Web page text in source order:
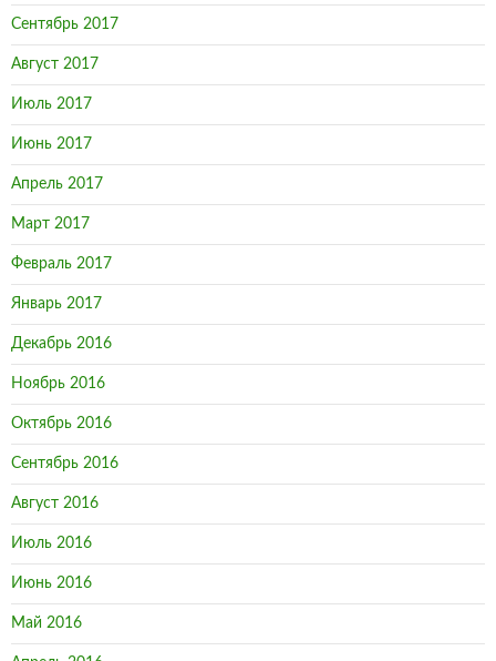
Сентябрь 2017
Август 2017
Июль 2017
Июнь 2017
Апрель 2017
Март 2017
Февраль 2017
Январь 2017
Декабрь 2016
Ноябрь 2016
Октябрь 2016
Сентябрь 2016
Август 2016
Июль 2016
Июнь 2016
Май 2016